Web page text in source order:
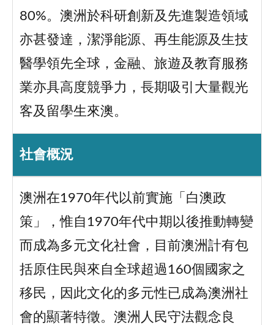
80%。澳洲於科研創新及先進製造領域
亦甚發達，潔淨能源、再生能源及生技
醫學領先全球，金融、旅遊及教育服務
業亦具高度競爭力，長期吸引大量觀光
客及留學生來澳。
社會概況
澳洲在1970年代以前實施「白澳政
策」，惟自1970年代中期以後推動轉變
而成為多元文化社會，目前澳洲計有包
括原住民與來自全球超過160個國家之
移民，因此文化的多元性已成為澳洲社
會的顯著特徵。澳洲人民守法觀念良